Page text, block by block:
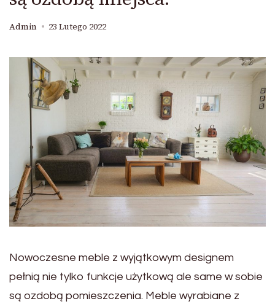
Admin 23 Lutego 2022
Nowoczesne meble z wyjątkowym designem
pełnią nie tylko funkcje użytkową ale same w sobie
są ozdobą pomieszczenia. Meble wyrabiane z